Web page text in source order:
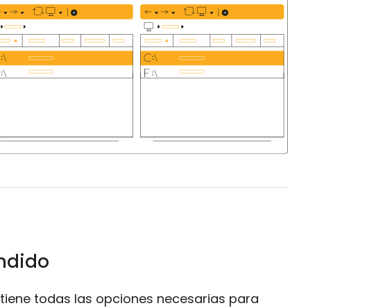
todas las opciones necesarias para